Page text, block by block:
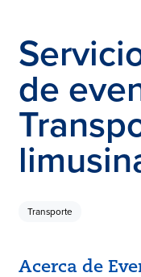
de
Transporte
Acerca de